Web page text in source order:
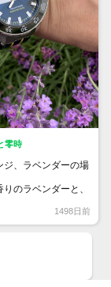
零時
ジ、ラベンダーの場
のラベンダーと、
1498日前